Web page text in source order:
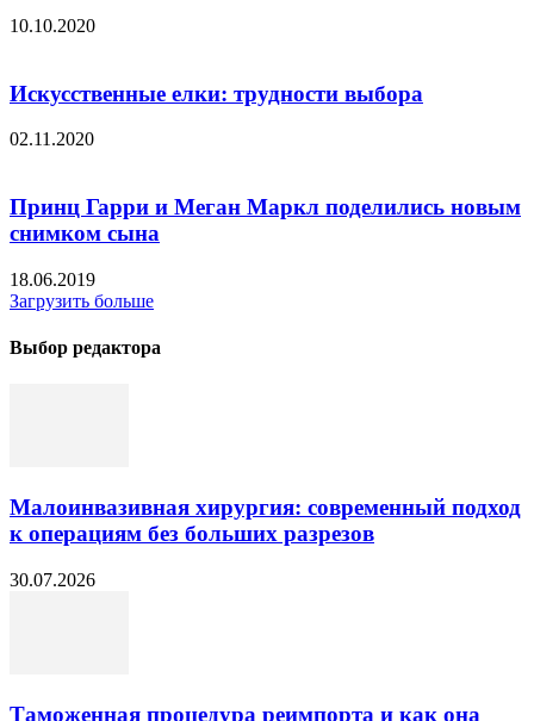
10.10.2020
Искусственные елки: трудности выбора
02.11.2020
Принц Гарри и Меган Маркл поделились новым
снимком сына
18.06.2019
Загрузить больше
Выбор редактора
Малоинвазивная хирургия: современный подход
к операциям без больших разрезов
30.07.2026
Таможенная процедура реимпорта и как она